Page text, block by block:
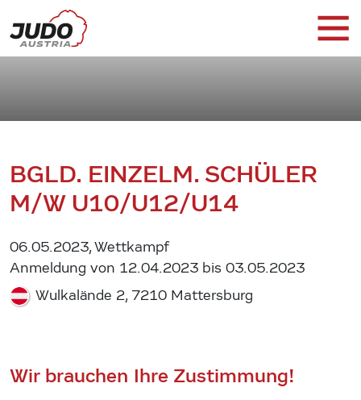
BGLD. EINZELM. SCHÜLER
M/W U10/U12/U14
06.05.2023, Wettkampf
Anmeldung von 12.04.2023 bis 03.05.2023
Wulkalände 2, 7210 Mattersburg
Wir brauchen Ihre Zustimmung!